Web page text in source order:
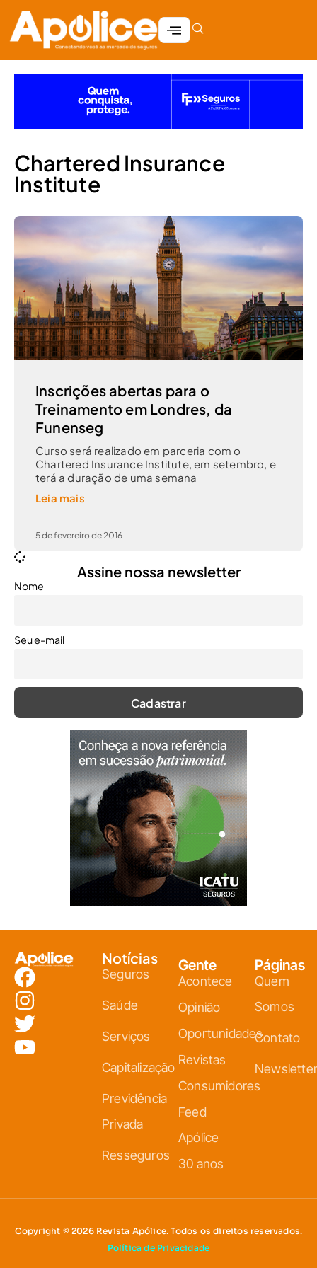
Chartered Insurance
Institute
Inscrições abertas para o
Treinamento em Londres, da
Funenseg
Curso será realizado em parceria com o
Chartered Insurance Institute, em setembro, e
terá a duração de uma semana
Leia mais
5 de fevereiro de 2016
Assine nossa newsletter
Nome
Seu e-mail
Notícias
Seguros
Saúde
Serviços
Capitalização
Previdência
Privada
Resseguros
Gente
Acontece
Opinião
Oportunidades
Revistas
Consumidores
Feed
Apólice
30 anos
Páginas
Quem
Somos
Contato
Newsletter
Copyright © 2026 Revista Apólice. Todos os direitos reservados.
Política de Privacidade